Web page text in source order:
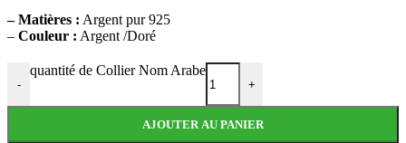
– Matières : Argent pur 925
– Couleur : Argent /Doré
-
quantité de Collier Nom Arabe
+
AJOUTER AU PANIER